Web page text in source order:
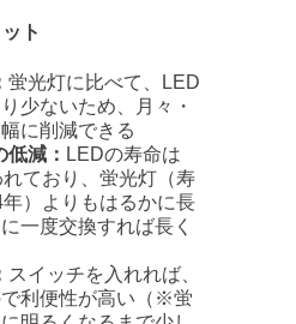
ト
蛍光灯に比べて、LED
少ないため、月々・
に削減できる
減： LEDの寿命は
れており、蛍光灯（寿
）よりもはるかに長
一度交換すれば長く
スイッチを入れれば、
利便性が高い（※蛍